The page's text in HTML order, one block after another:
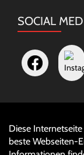
SOCIAL
Diese
beste Webseiten-